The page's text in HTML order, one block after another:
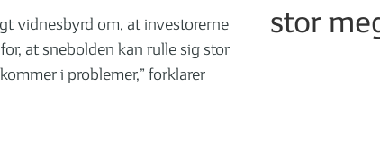
vidnesbyrd om, at investorerne
at snebolden kan rulle sig stor
i problemer,” forklarer
stor